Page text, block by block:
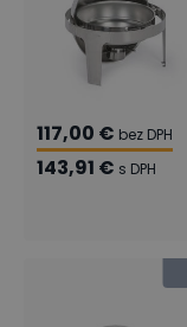
117,00 € bez DPH
143,91 € s DPH